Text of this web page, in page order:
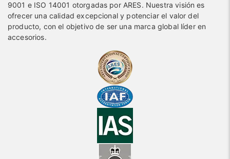
9001 e ISO 14001 otorgadas por ARES. Nuestra visión es
ofrecer una calidad excepcional y potenciar el valor del
producto, con el objetivo de ser una marca global líder en
accesorios.